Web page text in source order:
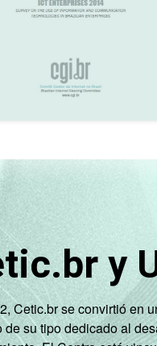
y
Cetic.br se convirtió en
de su tipo dedicado al